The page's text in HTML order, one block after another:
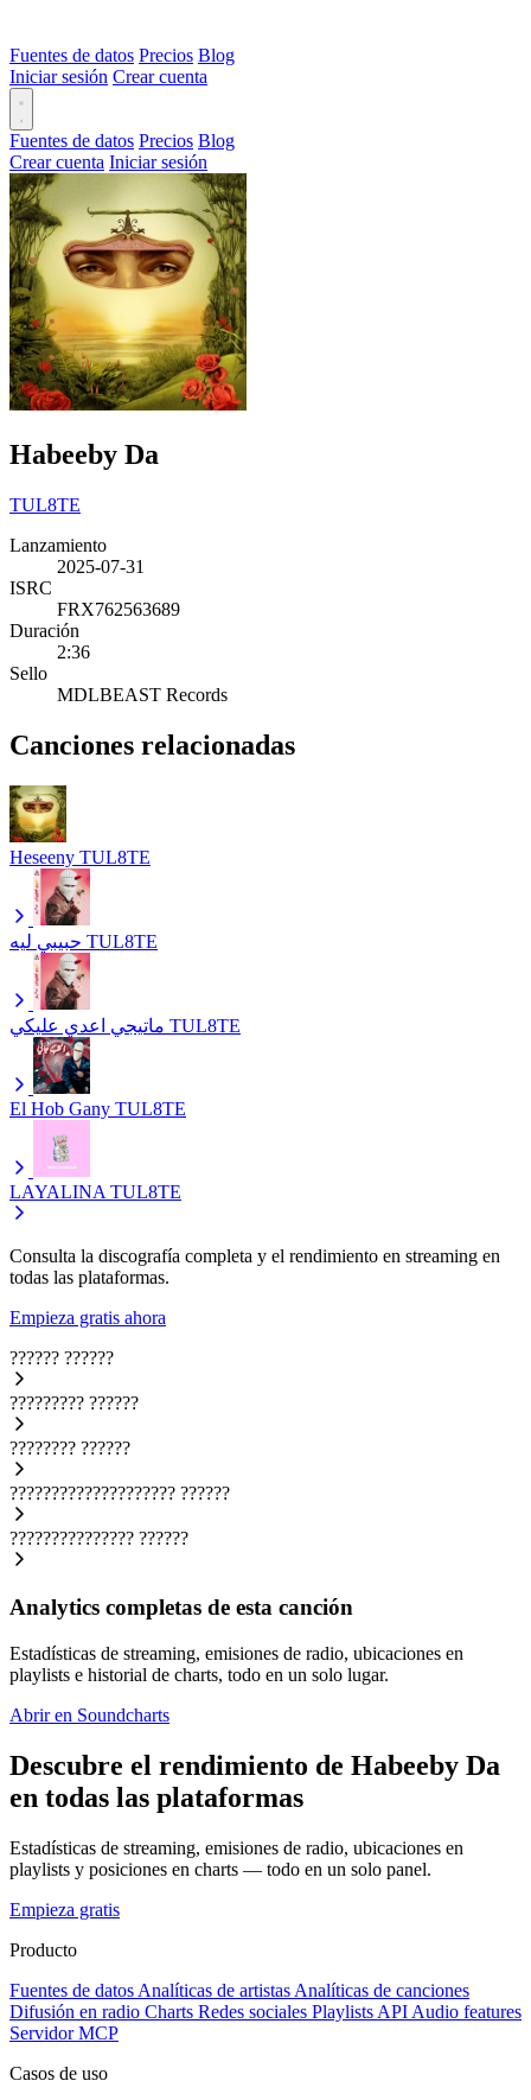
Fuentes de datos Precios Blog
Iniciar sesión Crear cuenta
Fuentes de datos Precios Blog
Crear cuenta Iniciar sesión
Habeeby Da
TUL8TE
Lanzamiento
2025-07-31
ISRC
FRX762563689
Duración
2:36
Sello
MDLBEAST Records
Canciones relacionadas
Heseeny TUL8TE
حبيبي ليه TUL8TE
ماتيجي اعدي عليكي TUL8TE
El Hob Gany TUL8TE
LAYALINA TUL8TE
Consulta la discografía completa y el rendimiento en streaming en
todas las plataformas.
Empieza gratis ahora
?????? ??????
????????? ??????
???????? ??????
???????????????????? ??????
??????????????? ??????
Analytics completas de esta canción
Estadísticas de streaming, emisiones de radio, ubicaciones en
playlists e historial de charts, todo en un solo lugar.
Abrir en Soundcharts
Descubre el rendimiento de Habeeby Da
en todas las plataformas
Estadísticas de streaming, emisiones de radio, ubicaciones en
playlists y posiciones en charts — todo en un solo panel.
Empieza gratis
Producto
Fuentes de datos Analíticas de artistas Analíticas de canciones
Difusión en radio Charts Redes sociales Playlists API Audio features
Servidor MCP
Casos de uso